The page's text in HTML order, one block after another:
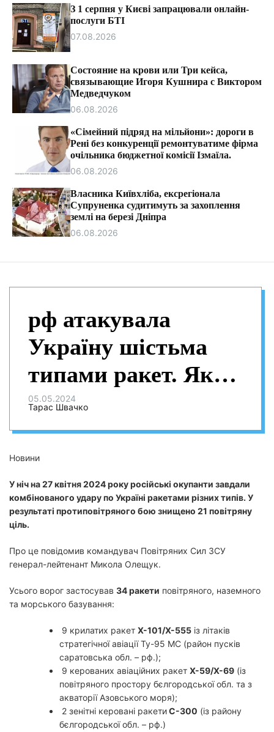
т
З 1 серпня у Києві запрацювали онлайн-
послуги БТІ
07.08.2026
Состояние на крови или Три кейса,
связывающие Игоря Кушнира с Виктором
Медведчуком
06.08.2026
«Сімейний підряд на мільйони»: дороги в
Рені без конкуренції ремонтуватиме фірма
очільника бюджетної комісії Ізмаїла.
06.08.2026
Власника Київхліба, ексрегіонала
Супруненка судитимуть за захоплення
землі на березі Дніпра
06.08.2026
рф атакувала
Україну шістьма
типами ракет. Як
відпрацювала ППО
05.05.2024
Тарас Швачко
Новини
У ніч на 27 квітня 2024 року російські окупанти завдали
комбінованого удару по Україні ракетами різних типів. У
результаті протиповітряного бою знищено 21 повітряну
ціль.
Про це повідомив командувач Повітряних Сил ЗСУ
генерал-лейтенант Микола Олещук.
Усього ворог застосував 34 ракети повітряного, наземного
та морського базування:
9 крилатих ракет Х-101/Х-555 із літаків
стратегічної авіації Ту-95 МС (район пусків
саратовська обл. – рф.);
9 керованих авіаційних ракет Х-59/Х-69 (із
повітряного простору бєлгородської обл. та з
акваторії Азовського моря);
2 зенітні керовані ракетиС-300 (із району
бєлгородської обл. – рф.)